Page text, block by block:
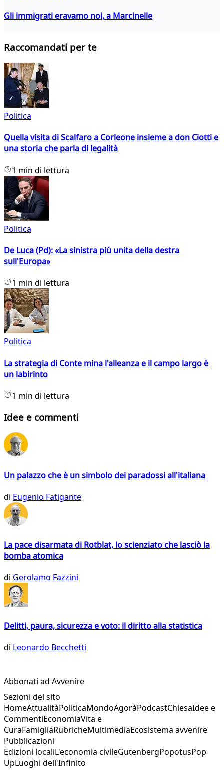
Gli immigrati eravamo noi, a Marcinelle
Raccomandati per te
Politica
Quella visita di Scalfaro a Corleone insieme a don Ciotti e
una storia che parla di legalità
1 min di lettura
Politica
De Luca (Pd): «La sinistra più unita della destra
sull'Europa»
1 min di lettura
Politica
La strategia di Conte mina l'alleanza e il campo largo è
un labirinto
1 min di lettura
Idee e commenti
Un palazzo che è un simbolo dei paradossi all'italiana
di Eugenio Fatigante
La pace disarmata di Rotblat, lo scienziato che lasciò la
bomba atomica
di Gerolamo Fazzini
Delitti, paura, sicurezza e voto: il diritto alla statistica
di Leonardo Becchetti
Abbonati ad Avvenire
Sezioni del sito
HomeAttualitàPoliticaMondoAgoràPodcastChiesaIdee e
CommentiEconomiaVita e
CuraFamigliaRubricheMultimediaEcosistema avvenire
Pubblicazioni
Edizioni localiL'economia civileGutenbergPopotusPop
UpLuoghi dell'Infinito